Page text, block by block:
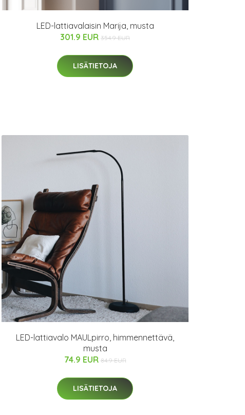
LED-lattiavalaisin Marija, musta
301.9 EUR 354.9 EUR
LISÄTIETOJA
LED-lattiavalo MAULpirro, himmennettävä,
musta
74.9 EUR 84.9 EUR
LISÄTIETOJA